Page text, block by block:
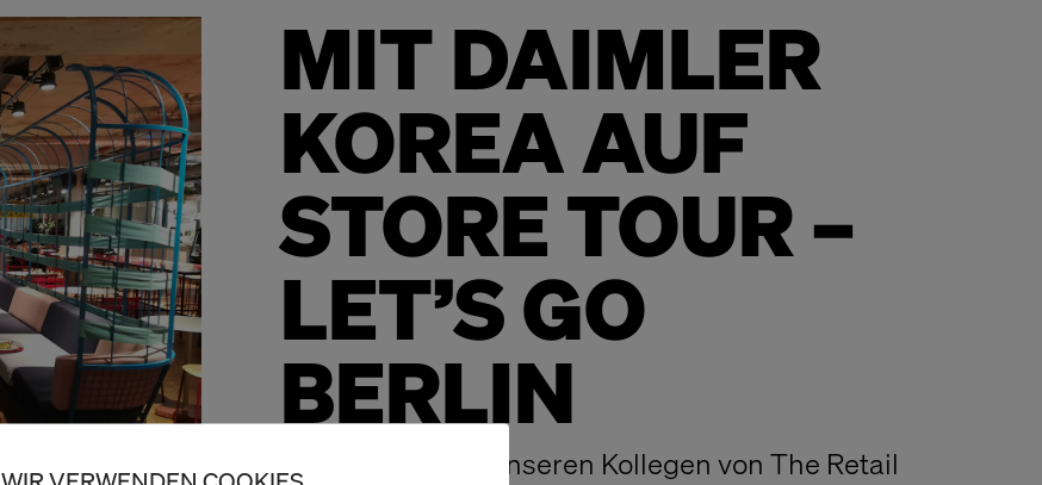
MIT DAIMLER
KOREA AUF
STORE TOUR –
LET’S GO
BERLIN
Gemeinsam mit unseren Kollegen von The Retail